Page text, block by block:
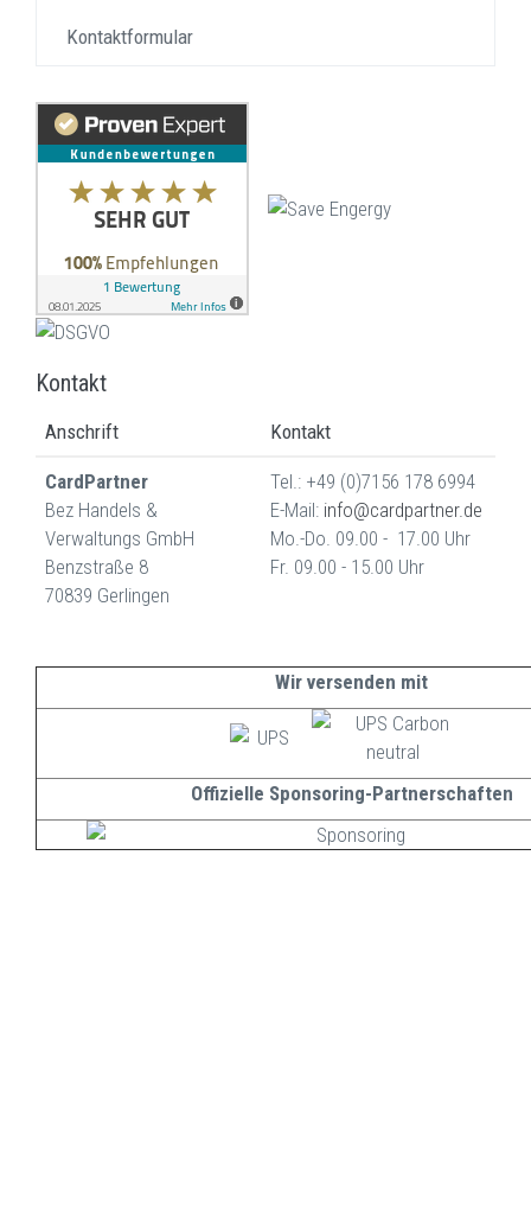
Kontaktformular
Kontakt
Anschrift Kontakt
CardPartner
Bez Handels &
Verwaltungs GmbH
Benzstraße 8
70839 Gerlingen
Tel.: +49 (0)7156 178 6994
E-Mail: info@cardpartner.de
Mo.-Do. 09.00 - 17.00 Uhr
Fr. 09.00 - 15.00 Uhr
Wir versenden mit
Offizielle Sponsoring-Partnerschaften